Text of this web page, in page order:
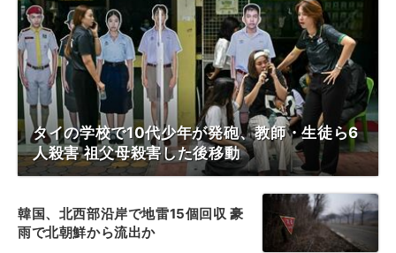
タイの学校で10代少年が発砲、教師・生徒ら6
人殺害 祖父母殺害した後移動
韓国、北西部沿岸で地雷15個回収 豪
雨で北朝鮮から流出か